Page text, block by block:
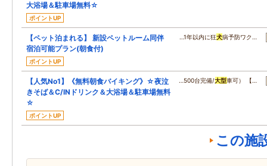
大浴場＆駐車場無料☆
ポイントUP
【ペット泊まれる】 新設ペットルーム同伴
宿泊可能プラン(朝食付)
ポイントUP
…1年以内に狂犬病予防ワク…
【人気No1】《無料朝食バイキング》☆夜泣
きそば＆C/INドリンク＆大浴場＆駐車場無料
☆
ポイントUP
…500台完備/大型車可） 【…
この施